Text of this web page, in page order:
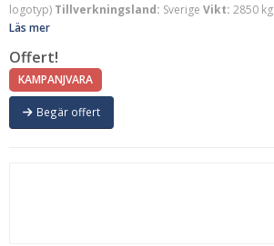
logotyp) Tillverkningsland: Sverige Vikt: 2850 kg
Läs mer
Offert!
KAMPANJVARA
Begär offert